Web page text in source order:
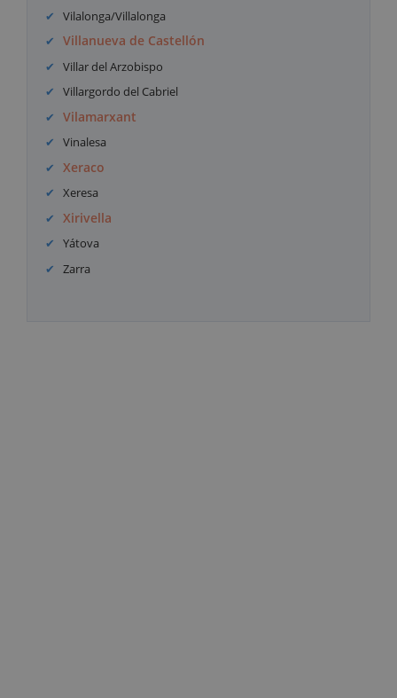
Vilalonga/Villalonga
Villanueva de Castellón
Villar del Arzobispo
Villargordo del Cabriel
Vilamarxant
Vinalesa
Xeraco
Xeresa
Xirivella
Yátova
Zarra